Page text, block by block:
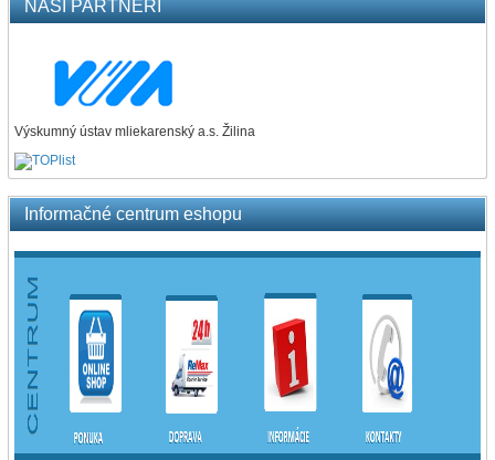
NAŠI PARTNERI
Výskumný ústav mliekarenský a.s. Žilina
Informačné centrum eshopu